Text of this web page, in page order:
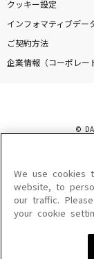
クッキー設定
インフォマティブデー
ご契約方法
企業情報（コーポレー
©
このサイトに掲載され
を問わず、著作権法の
を禁じます。
楽曲及びコンテンツは
楽曲及びコンテンツの
We use cookies
website, to
our traffic.
your cookie